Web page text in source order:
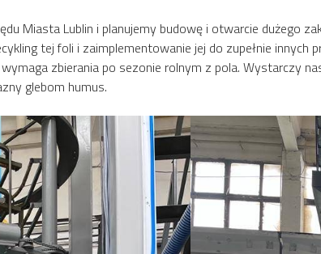
Miasta Lublin i planujemy budowę i otwarcie dużego
tej foli i zaimplementowanie jej do zupełnie
zbierania po sezonie rolnym z pola. Wystarczy
glebom humus.